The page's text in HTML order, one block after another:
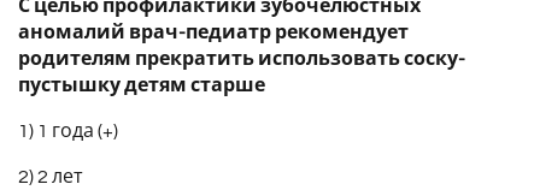
С целью профилактики зубочелюстных
аномалий врач-педиатр рекомендует
родителям прекратить использовать соску-
пустышку детям старше
1) 1 года (+)
2) 2 лет